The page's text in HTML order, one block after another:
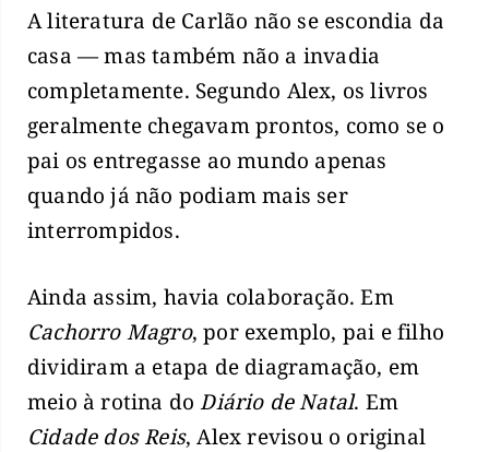
A literatura de Carlão não se escondia da
casa — mas também não a invadia
completamente. Segundo Alex, os livros
geralmente chegavam prontos, como se o
pai os entregasse ao mundo apenas
quando já não podiam mais ser
interrompidos.
Ainda assim, havia colaboração. Em
Cachorro Magro, por exemplo, pai e filho
dividiram a etapa de diagramação, em
meio à rotina doDiário de Natal. Em
Cidade dos Reis, Alex revisou o original